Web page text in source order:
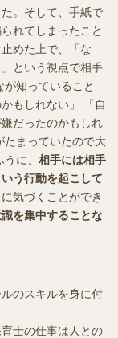
。そして、手紙で
れてしまったこと
めた上で、「な
という視点で相手
知っていること
もしれない」 「自
だったのかもしれ
たまっていたので大
に、 相手には相手
う行動を起こして
気づくことができ
を集中することな
のスキルを身に付
士の仕事は人との